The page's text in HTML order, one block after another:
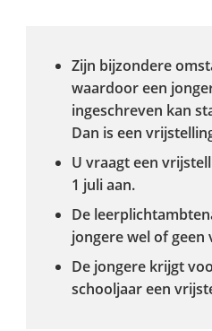
Zijn bijzondere
waardoor een
ingeschreven kan
Dan is een
U vraagt ​​een
1 juli aan.
De
jongere wel of
De jongere krijgt
schooljaar een